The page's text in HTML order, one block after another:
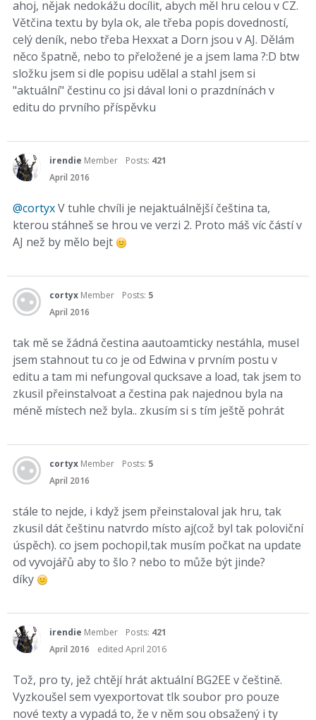
ahoj, nějak nedokážu docílit, abych měl hru celou v CZ.
Větčina textu by byla ok, ale třeba popis dovedností,
celý deník, nebo třeba Hexxat a Dorn jsou v AJ. Dělám
něco špatně, nebo to přeložené je a jsem lama ?:D btw
složku jsem si dle popisu udělal a stahl jsem si
"aktuální" čestinu co jsi dával loni o prazdnínách v
editu do prvního příspěvku
irendie Member Posts: 421
April 2016
@cortyxV tuhle chvíli je nejaktuálnější čeština ta,
kterou stáhneš se hrou ve verzi 2. Proto máš víc částí v
AJ než by mělo bejt
cortyx Member Posts: 5
April 2016
tak mě se žádná čestina aautoamticky nestáhla, musel
jsem stahnout tu co je od Edwina v prvním postu v
editu a tam mi nefungoval qucksave a load, tak jsem to
zkusil přeinstalvoat a čestina pak najednou byla na
méně místech než byla.. zkusím si s tím ještě pohrát
cortyx Member Posts: 5
April 2016
stále to nejde, i když jsem přeinstaloval jak hru, tak
zkusil dát češtinu natvrdo místo aj(což byl tak poloviční
úspěch). co jsem pochopil,tak musím počkat na update
od vyvojářů aby to šlo ? nebo to může být jinde?
díky
irendie Member Posts: 421
April 2016
edited April 2016
Tož, pro ty, jež chtějí hrát aktuální BG2EE v češtině.
Vyzkoušel sem vyexportovat tlk soubor pro pouze
nové texty a vypadá to, že v něm sou obsažený i ty